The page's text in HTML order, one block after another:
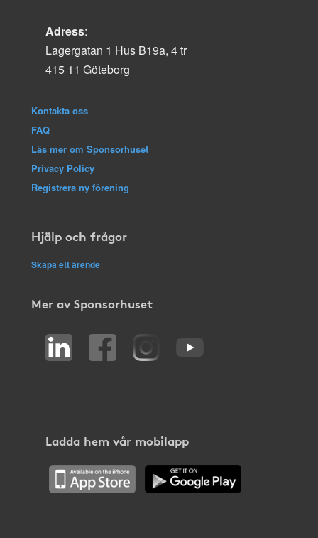
Adress:
Lagergatan 1 Hus B19a, 4 tr
415 11 Göteborg
Kontakta oss
FAQ
Läs mer om Sponsorhuset
Privacy Policy
Registrera ny förening
Hjälp och frågor
Skapa ett ärende
Mer av Sponsorhuset
Ladda hem vår mobilapp